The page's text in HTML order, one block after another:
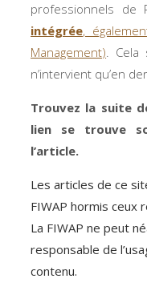
professionnels de
intégrée,
Management). Cela
n’intervient qu’en
Trouvez la suite
lien se trouve
l’article.
Les articles de ce
FIWAP hormis ceux
La FIWAP ne peut
responsable de
contenu.